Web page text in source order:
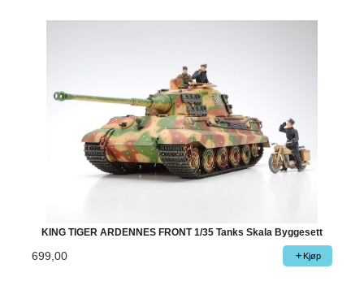
KING TIGER ARDENNES FRONT 1/35 Tanks Skala Byggesett
699,00 Kjøp